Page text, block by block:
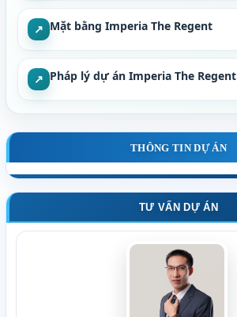
↗ Mặt bằng Imperia The Regent
↗ Pháp lý dự án Imperia The Regent
THÔNG TIN DỰ ÁN
TƯ VẤN DỰ ÁN